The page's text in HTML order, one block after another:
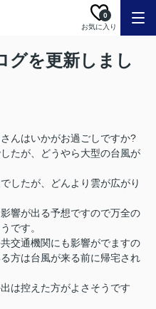
お気に入り
0
グを更新しまし
んはいかがお過ごしですか?
たが、どうやら大型の台風が
したが、どんより雲が広がり
響が出る予想ですので万全の
です。
交通機関にも影響がでますの
方は台風が来る前に帰宅され
は控えた方がよさそうです